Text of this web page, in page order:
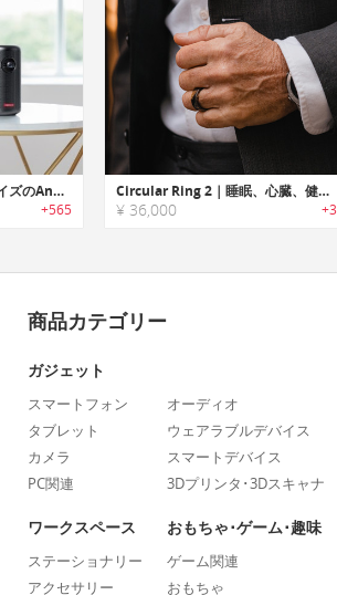
Capsule II｜ソーダ缶サイズのAndroidTV ポケットシネマ「カプセルII」
+565
Circular Ring 2｜睡眠、心臓、健康全般をトラッキングし、AIからのアドバイスがもらえるスマートリング
¥ 36,000 +3
商品カテゴリー
ガジェット
スマートフォン
タブレット
カメラ
PC関連
オーディオ
ウェアラブルデバイス
スマートデバイス
3Dプリンタ･3Dスキャナ
ワークスペース
ステーショナリー
アクセサリー
おもちゃ･ゲーム･趣味
ゲーム関連
おもちゃ